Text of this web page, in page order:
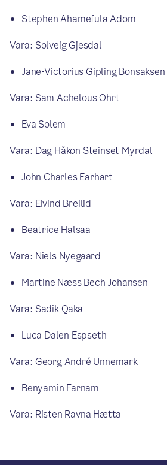
Stephen Ahamefula Adom
Vara: Solveig Gjesdal
Jane-Victorius Gipling Bonsaksen
Vara: Sam Achelous Ohrt
Eva Solem
Vara: Dag Håkon Steinset Myrdal
John Charles Earhart
Vara: Eivind Breilid
Beatrice Halsaa
Vara: Niels Nyegaard
Martine Næss Bech Johansen
Vara: Sadik Qaka
Luca Dalen Espseth
Vara: Georg André Unnemark
Benyamin Farnam
Vara: Risten Ravna Hætta